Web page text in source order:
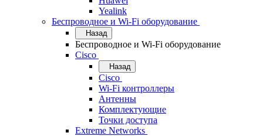
Yealink
Беспроводное и Wi-Fi оборудование
Назад
Беспроводное и Wi-Fi оборудование
Cisco
Назад
Cisco
Wi-Fi контроллеры
Антенны
Комплектующие
Точки доступа
Extreme Networks